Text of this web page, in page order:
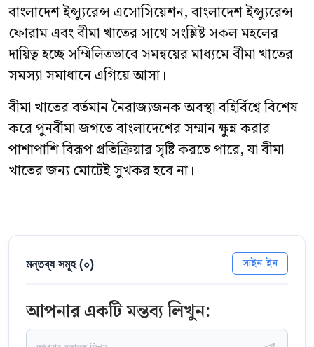
বাংলাদেশ ইন্স্যুরেন্স এসোসিয়েশন, বাংলাদেশ ইন্স্যুরেন্স
ফোরাম এবং বীমা খাতের সাথে সংশ্লিষ্ট সকল মহলের
দায়িত্ব হচ্ছে সম্মিলিতভাবে সমন্বয়ের মাধ্যমে বীমা খাতের
সমস্যা সমাধানে এগিয়ে আসা।
বীমা খাতের বর্তমান নৈরাজ্যজনক অবস্থা বহির্বিশ্বে বিশেষ
করে পুনর্বীমা জগতে বাংলাদেশের সম্মান ক্ষুন্ন করার
পাশাপাশি বিরূপ প্রতিক্রিয়ার সৃষ্টি করতে পারে, যা বীমা
খাতের জন্য মোটেই সুখকর হবে না।
মন্তব্য সমূহ (০) সাইন-ইন
আপনার একটি মন্তব্য লিখুন: